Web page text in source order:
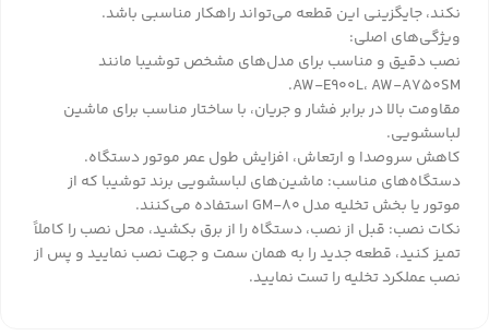
نکند، جایگزینی این قطعه می‌تواند راهکار مناسبی باشد.
ویژگی‌های اصلی:
نصب دقیق و مناسب برای مدل‌های مشخص توشیبا مانند
AW‑E900L، AW‑A750SM.
مقاومت بالا در برابر فشار و جریان، با ساختار مناسب برای ماشین
لباسشویی.
کاهش سروصدا و ارتعاش، افزایش طول عمر موتور دستگاه.
دستگاه‌های مناسب: ماشین‌های لباسشویی برند توشیبا که از
موتور یا بخش تخلیه مدل GM‑80 استفاده می‌کنند.
نکات نصب: قبل از نصب، دستگاه را از برق بکشید، محل نصب را کاملاً
تمیز کنید، قطعه جدید را به همان سمت و جهت نصب نمایید و پس از
نصب عملکرد تخلیه را تست نمایید.